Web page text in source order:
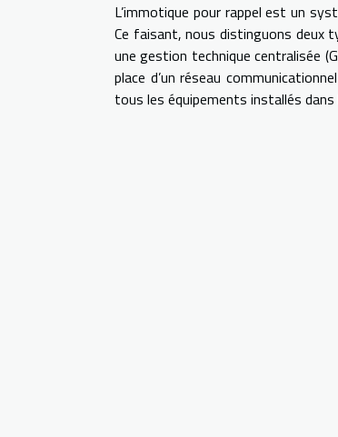
L’immotique pour rappel est un
Ce faisant, nous distinguons deux
une gestion technique centralisée
place d’un réseau
tous les équipements installés dans